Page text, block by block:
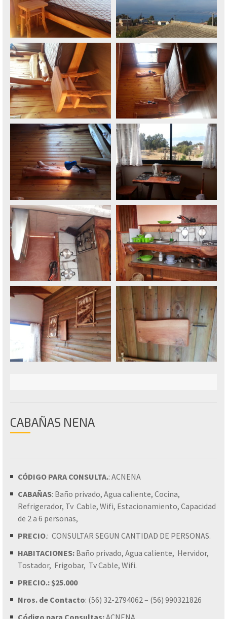
CABAÑAS NENA
CÓDIGO PARA CONSULTA.: ACNENA
CABAÑAS: Baño privado, Agua caliente, Cocina,
Refrigerador, Tv Cable, Wifi, Estacionamiento, Capacidad
de 2 a 6 personas,
PRECIO.: CONSULTAR SEGUN CANTIDAD DE PERSONAS.
HABITACIONES: Baño privado, Agua caliente, Hervidor,
Tostador, Frigobar, Tv Cable, Wifi.
PRECIO.: $25.000
Nros. de Contacto: (56) 32-2794062 – (56) 990321826
Código para Consultas: ACNENA